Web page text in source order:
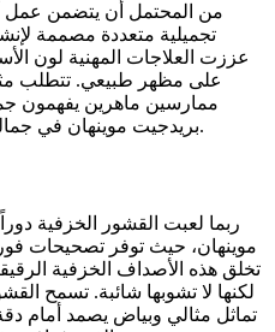
من المحتمل أن يتضمن عمل
تجميلية متعددة مصممة
عززت العلاجات المهنية لون
على مظهر طبيعي. تتطلب
ممارسين ماهرين يفهمون
بريدجيت موينهان في جمالها العام وشخصيتها العامة الواثقة.
ربما لعبت القشور الخزفية
موينهان، حيث توفر تصحيحات
تخلق هذه الأصداف الخزفية
لكنها لا تشوبها شائبة. تسمح
تماثل مثالي وبياض يصمد أمام